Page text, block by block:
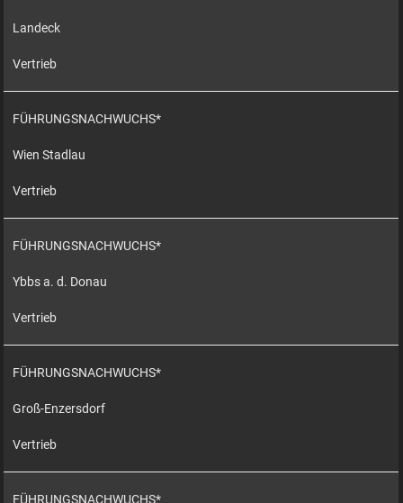
Landeck
Vertrieb
FÜHRUNGSNACHWUCHS*
Wien Stadlau
Vertrieb
FÜHRUNGSNACHWUCHS*
Ybbs a. d. Donau
Vertrieb
FÜHRUNGSNACHWUCHS*
Groß-Enzersdorf
Vertrieb
FÜHRUNGSNACHWUCHS*